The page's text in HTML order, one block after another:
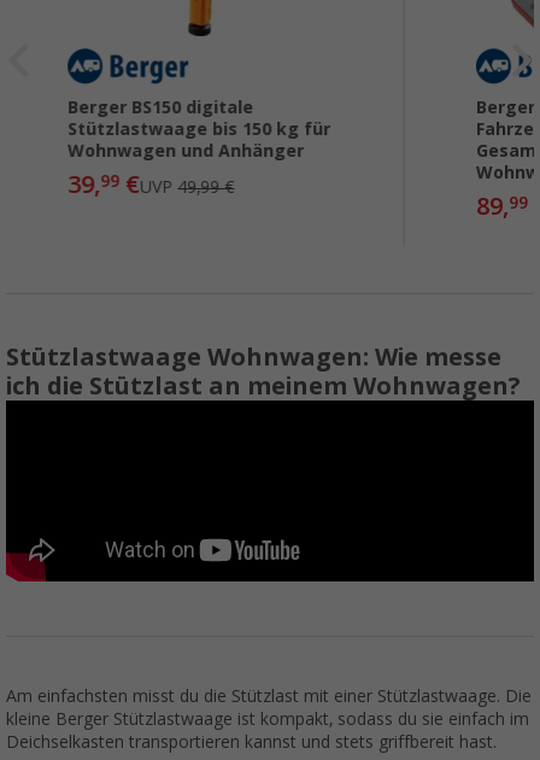
Berger BS150 digitale
Stützlastwaage bis 150 kg für
Wohnwagen und Anhänger
39,99 €UVP49,99 €
Berger
89,99
Stützlastwaage Wohnwagen: Wie messe
ich die Stützlast an meinem Wohnwagen?
Am einfachsten misst du die Stützlast mit einer Stützlastwaage. Die
kleine Berger Stützlastwaage ist kompakt, sodass du sie einfach im
Deichselkasten transportieren kannst und stets griffbereit hast.